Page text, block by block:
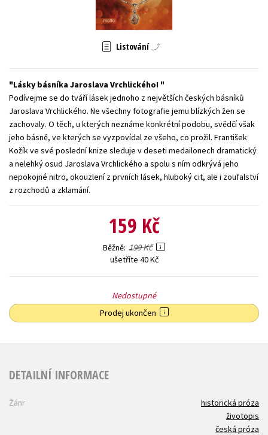
Zahraniční literatura
Všechny tituly
Listování
Lásky básníka Jaroslava Vrchlického!
Podívejme se do tváří lásek jednoho z největších českých básníků
Jaroslava Vrchlického. Ne všechny fotografie jemu blízkých žen se
zachovaly. O těch, u kterých neznáme konkrétní podobu, svědčí však
jeho básně, ve kterých se vyzpovídal ze všeho, co prožil. František
Kožík ve své poslední knize sleduje v deseti medailonech dramatický
a nelehký osud Jaroslava Vrchlického a spolu s ním odkrývá jeho
nepokojné nitro, okouzlení z prvních lásek, hluboký cit, ale i zoufalství
z rozchodů a zklamání.
159 Kč
Běžně 199 Kč
ušetříte 40 Kč
Nedostupné
Prodej ukončen
DETAILNÍ INFORMACE
Žánr
historická próza
životopis
česká próza